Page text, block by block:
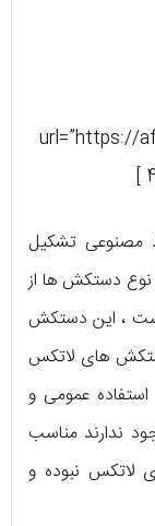
url=”https://
مصنوعی تشکیل
نوع دستکش ها از
است ، این دستکش
های لاتکس
عمومی و
ندارند مناسب
نبوده و